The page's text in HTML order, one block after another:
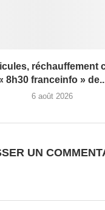
réchauffement
8h30 franceinfo »
6 août 2026
UN